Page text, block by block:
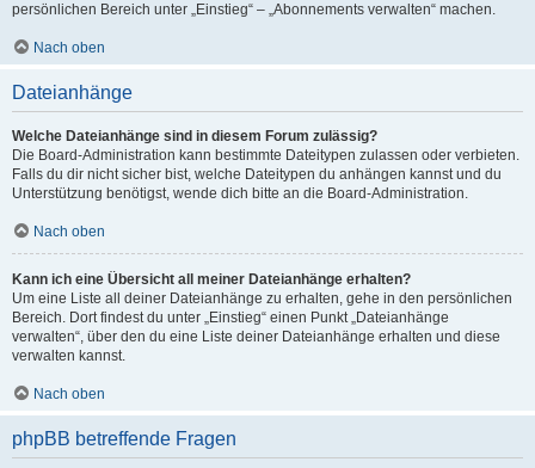
persönlichen Bereich unter „Einstieg“ – „Abonnements verwalten“ machen.
Nach oben
Dateianhänge
Welche Dateianhänge sind in diesem Forum zulässig?
Die Board-Administration kann bestimmte Dateitypen zulassen oder verbieten.
Falls du dir nicht sicher bist, welche Dateitypen du anhängen kannst und du
Unterstützung benötigst, wende dich bitte an die Board-Administration.
Nach oben
Kann ich eine Übersicht all meiner Dateianhänge erhalten?
Um eine Liste all deiner Dateianhänge zu erhalten, gehe in den persönlichen
Bereich. Dort findest du unter „Einstieg“ einen Punkt „Dateianhänge
verwalten“, über den du eine Liste deiner Dateianhänge erhalten und diese
verwalten kannst.
Nach oben
phpBB betreffende Fragen